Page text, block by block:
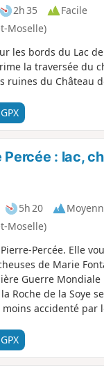
2h 35
Facile
Moselle)
les bords du Lac
la traversée du
ruines du Château
Percée : lac,
5h 20
Moselle)
Percée. Elle
de Marie
Guerre
Roche de la Soye
accidenté par